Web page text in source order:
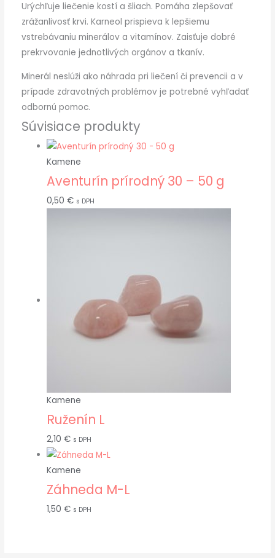
Urýchľuje liečenie kostí a šliach. Pomáha zlepšovať
zrážanlivosť krvi. Karneol prispieva k lepšiemu
vstrebávaniu minerálov a vitamínov. Zaisťuje dobré
prekrvovanie jednotlivých orgánov a tkanív.
Minerál neslúži ako náhrada pri liečení či prevencii a v
prípade zdravotných problémov je potrebné vyhľadať
odbornú pomoc.
Súvisiace produkty
Kamene
Aventurín prírodný 30 – 50 g
0,50 € s DPH
Kamene
Ruženín L
2,10 € s DPH
Kamene
Záhneda M-L
1,50 € s DPH